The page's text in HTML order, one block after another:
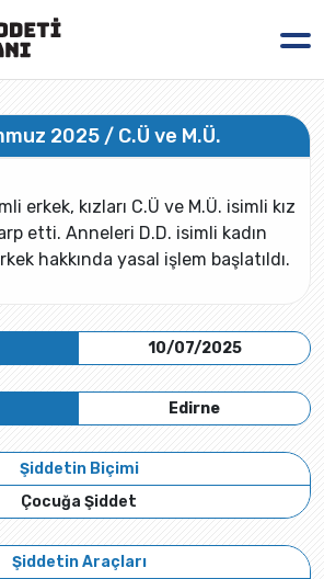
2025 / C.Ü ve M.Ü.
erkek, kızları C.Ü ve M.Ü. isimli kız
etti. Anneleri D.D. isimli kadın
hakkında yasal işlem başlatıldı.
10/07/2025
Edirne
Şiddetin Biçimi
Çocuğa Şiddet
Şiddetin Araçları